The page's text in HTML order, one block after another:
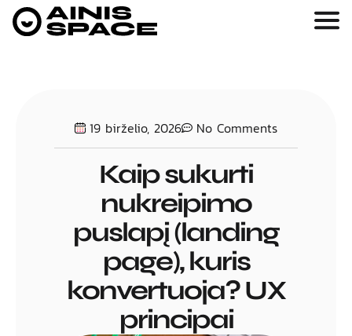
19 birželio, 2026 No Comments
Kaip sukurti
nukreipimo
puslapį (landing
page), kuris
konvertuoja? UX
principai